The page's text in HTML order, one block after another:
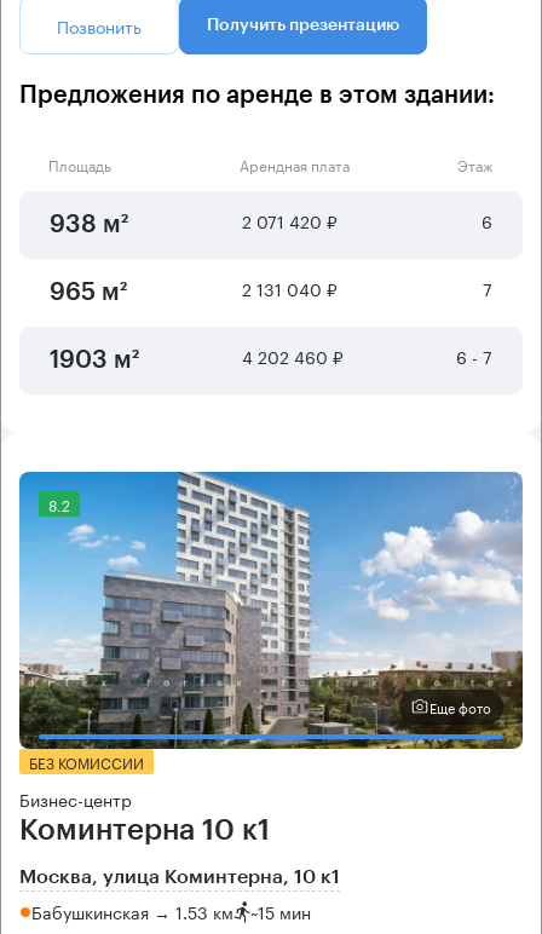
Позвонить Получить презентацию
Предложения по аренде в этом здании:
Площадь Арендная плата Этаж
938 м² 2 071 420 ₽ 6
965 м² 2 131 040 ₽ 7
1903 м² 4 202 460 ₽ 6 - 7
8.2
Еще фото
БЕЗ КОМИССИИ
Бизнес-центр
Коминтерна 10 к1
Москва, улица Коминтерна, 10 к1
Бабушкинская → 1.53 км ~15 мин